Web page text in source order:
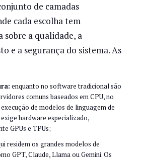
de camadas
cada escolha tem
a qualidade, a
e a segurança do sistema. As
enquanto no software tradicional são
comuns baseados em CPU, no
de modelos de linguagem de
hardware especializado,
GPUs e TPUs;
residem os grandes modelos de
GPT, Claude, Llama ou Gemini. Os